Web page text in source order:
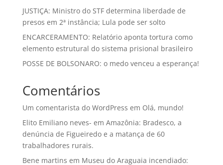
JUSTIÇA: Ministro do STF determina liberdade de
presos em 2ª instância; Lula pode ser solto
ENCARCERAMENTO: Relatório aponta tortura como
elemento estrutural do sistema prisional brasileiro
POSSE DE BOLSONARO: o medo venceu a esperança!
Comentários
Um comentarista do WordPress em Olá, mundo!
Elito Emiliano neves- em Amazônia: Bradesco, a
denúncia de Figueiredo e a matança de 60
trabalhadores rurais.
Bene martins em Museu do Araguaia incendiado: